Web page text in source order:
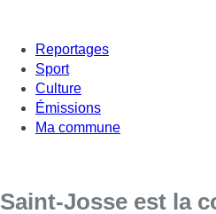
Reportages
Sport
Culture
Émissions
Ma commune
Saint-Josse est la